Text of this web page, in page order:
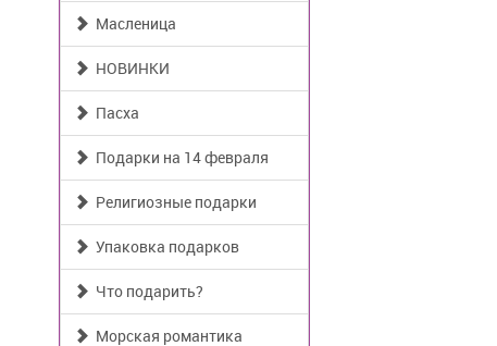
Масленица
НОВИНКИ
Пасха
Подарки на 14 февраля
Религиозные подарки
Упаковка подарков
Что подарить?
Морская романтика